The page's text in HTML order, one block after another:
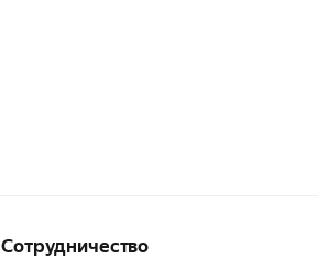
Сотрудничество